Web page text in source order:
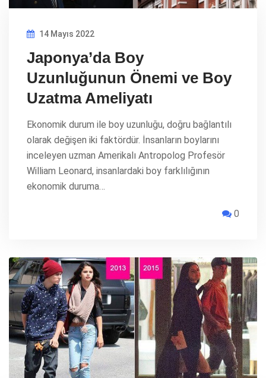
14 Mayıs 2022
Japonya’da Boy
Uzunluğunun Önemi ve Boy
Uzatma Ameliyatı
Ekonomik durum ile boy uzunluğu, doğru bağlantılı
olarak değişen iki faktördür. İnsanların boylarını
inceleyen uzman Amerikalı Antropolog Profesör
William Leonard, insanlardaki boy farklılığının
ekonomik duruma…
0